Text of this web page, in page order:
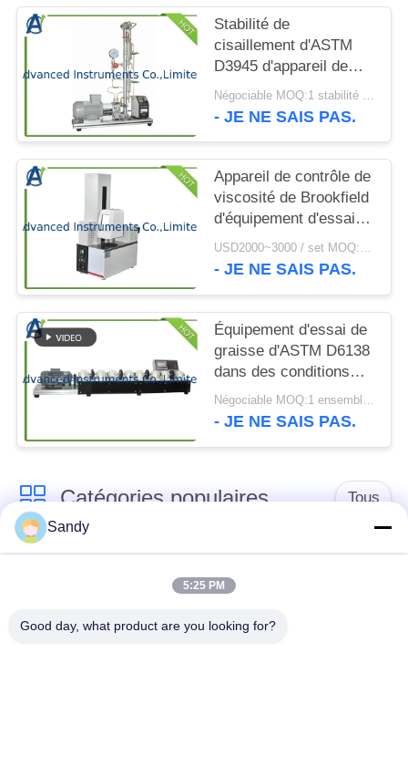
PLAN
DU
SITE
PRIVACY
POLICY
Stabilité de
cisaillement d'ASTM
D3945 d'appareil de
contrôle Polymère-
contenant de fluides
Négociable MOQ:1 stabilité réglée de cisaillement d'appareil de contrôle Polymère-contenant de fluides
- JE NE SAIS PAS.
Appareil de contrôle de
viscosité de Brookfield
d'équipement d'essai
d'huile de graissage de
basse température
USD2000~3000 / set MOQ:1 jeu
- JE NE SAIS PAS.
Équipement d'essai de
graisse d'ASTM D6138
dans des conditions
humides dynamiques
(essai d'Emcor)
Négociable MOQ:1 ensemble ASTM D6138 graissent l'équipement d'essai
- JE NE SAIS PAS.
Catégories populaires Tous
Équipement de test
Équipement de test
d'huile
Équipement d'essai
Machine d'essai de
Sandy
5:25 PM
Good day, what product are you looking for?